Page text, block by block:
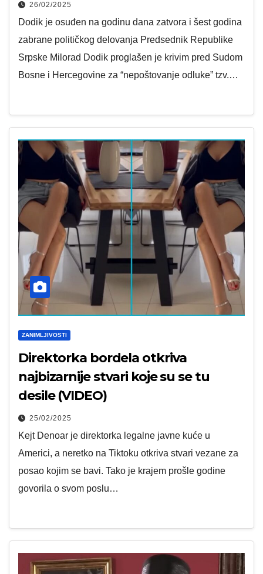
26/02/2025
Dodik je osuđen na godinu dana zatvora i šest godina
zabrane političkog delovanja Predsednik Republike
Srpske Milorad Dodik proglašen je krivim pred Sudom
Bosne i Hercegovine za “nepoštovanje odluke” tzv.…
ZANIMLJIVOSTI
Direktorka bordela otkriva
najbizarnije stvari koje su se tu
desile (VIDEO)
25/02/2025
Kejt Denoar je direktorka legalne javne kuće u
Americi, a neretko na Tiktoku otkriva stvari vezane za
posao kojim se bavi. Tako je krajem prošle godine
govorila o svom poslu…